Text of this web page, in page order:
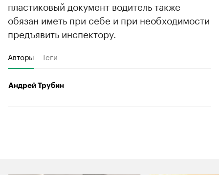
пластиковый документ водитель также
обязан иметь при себе и при необходимости
предъявить инспектору.
Авторы Теги
Андрей Трубин